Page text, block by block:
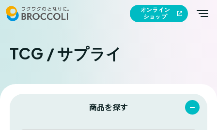
オンライン
ショップ
TCG / サプライ
商品を探す